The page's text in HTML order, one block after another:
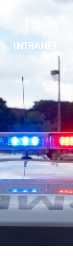
INTRANET